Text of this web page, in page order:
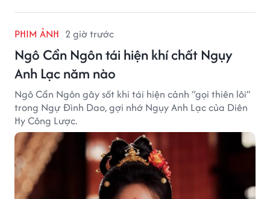
PHIM ẢNH 2 giờ trước
Ngô Cẩn Ngôn tái hiện khí chất Ngụy
Anh Lạc năm nào
Ngô Cẩn Ngôn gây sốt khi tái hiện cảnh “gọi thiên lôi”
trong Ngự Đình Dao, gợi nhớ Ngụy Anh Lạc của Diên
Hy Công Lược.